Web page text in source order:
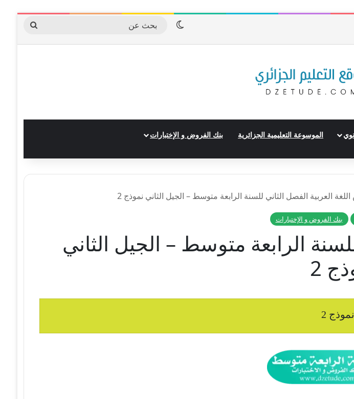
الوضع المظلم
بحث
عن
الموسوعة التعليمية الجزائرية بنك الفروض و الإختبارات
العربية الفصل الثاني للسنة الرابعة متوسط – الجيل الثاني نموذج 2
بنك الفروض و الإختبارات
الرابعة متوسط – الجيل الثاني
2
2